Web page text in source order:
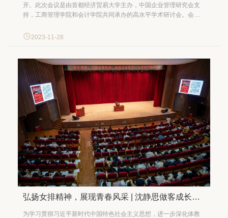
开。此次会议是由首都经济贸易大学主办，中国企业管理研究会支
持，工商管理学院和会计学院共同承办的高水平学术研讨会。会议
四川大学、浙江大学、山东大学等国内高校和科研机构的专家学者
2023-11-28
弘扬女排精神，展现青春风采 | 沈静思做客成长课堂
为学习贯彻习近平新时代中国特色社会主义思想，进一步深化体教